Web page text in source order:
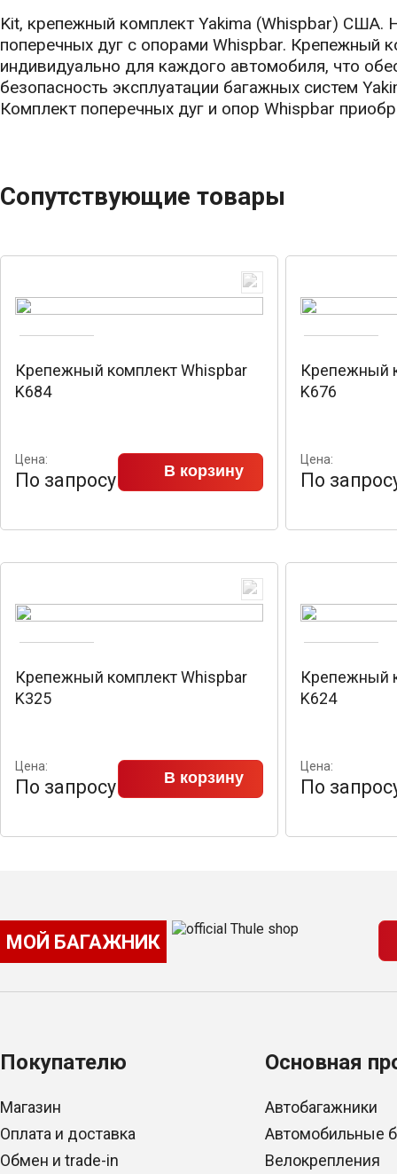
Kit, крепежный комплект Yakima (Whispbar) США.
поперечных дуг с опорами Whispbar. Крепежный
индивидуально для каждого автомобиля, что
безопасность эксплуатации багажных систем
Комплект поперечных дуг и опор Whispbar
Сопутствующие товары
Крепежный комплект Whispbar
K684
Цена:
По запросу В корзину
Крепежный
K676
Цена:
По
Крепежный комплект Whispbar
K325
Цена:
По запросу В корзину
Крепежный
K624
Цена:
По
МОЙ БАГАЖНИК
Покупателю
Магазин
Оплата и доставка
Обмен и trade-in
Основная
Автобагажники
Автомобильные
Велокрепления